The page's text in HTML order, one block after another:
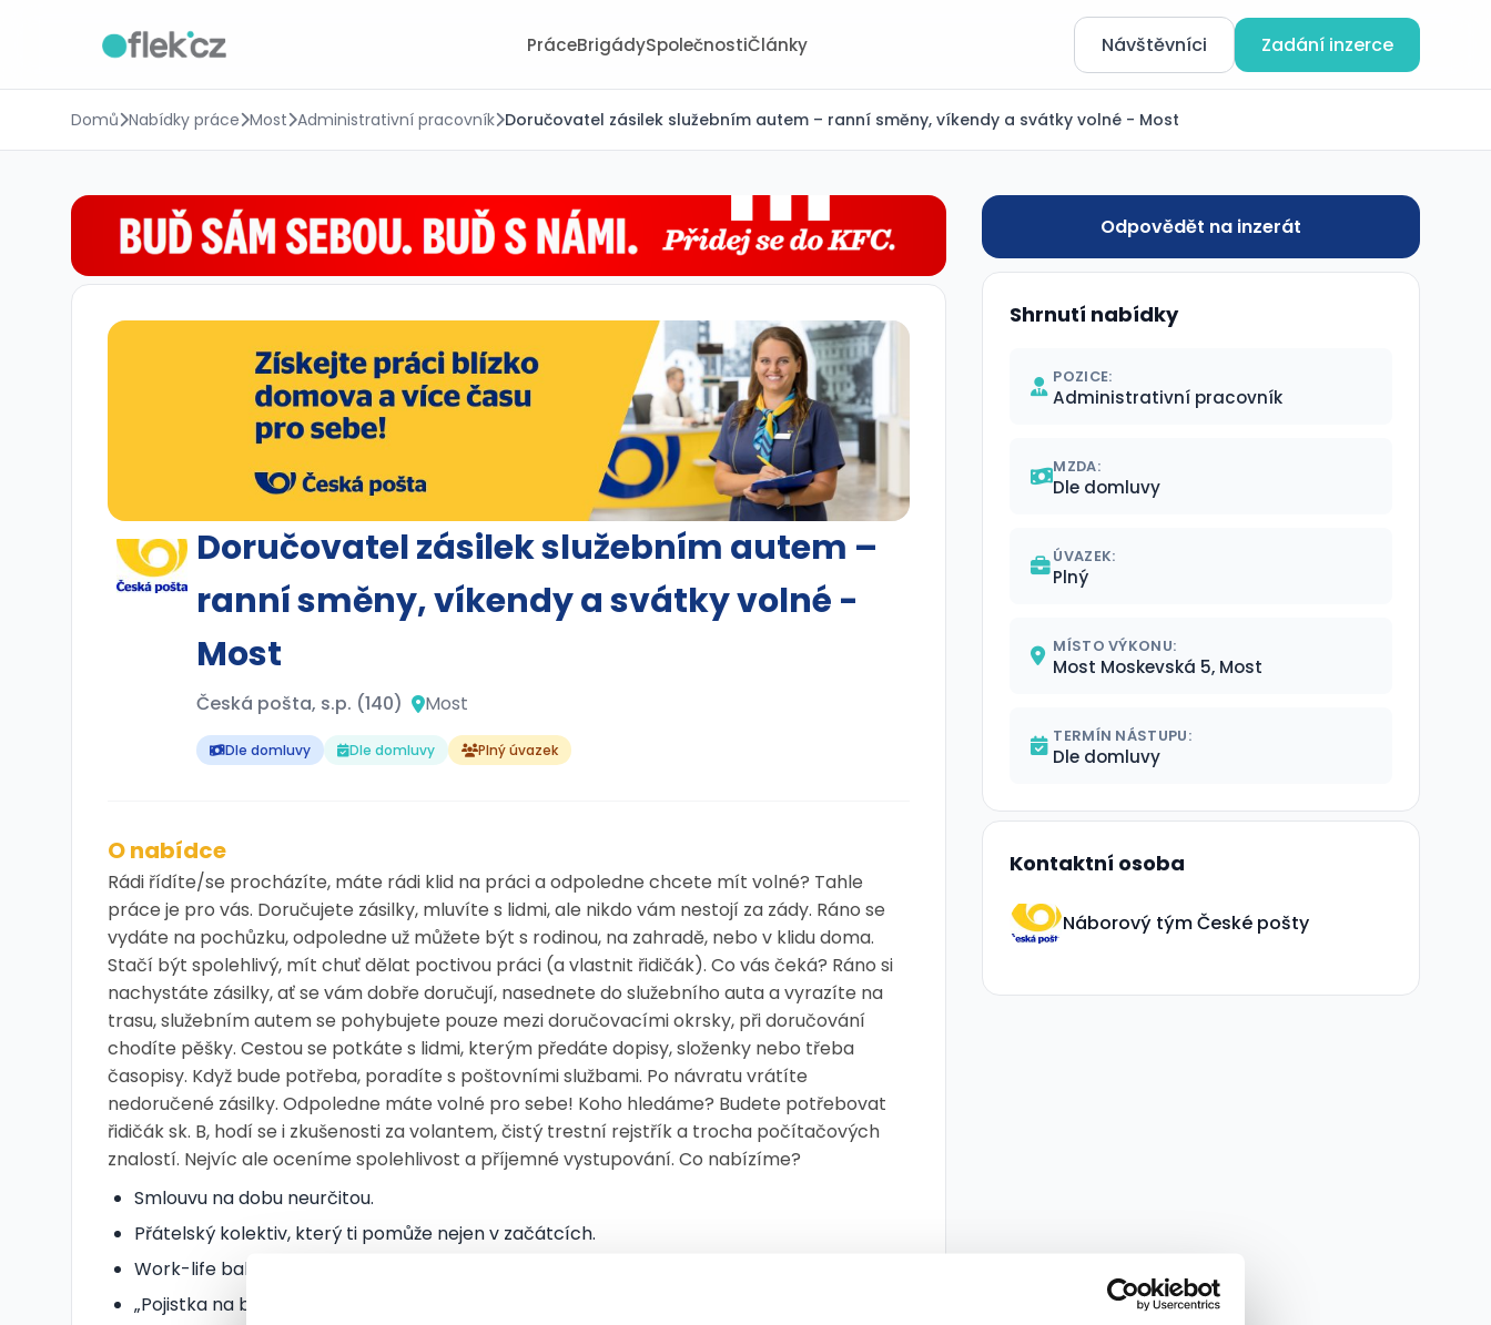
PráceBrigádySpolečnostiČlánky Návštěvníci Zadání inzerce
Domů Nabídky práce Most Administrativní pracovník Doručovatel zásilek služebním autem – ranní směny, víkendy a svátky volné - Most
Doručovatel zásilek služebním autem –
ranní směny, víkendy a svátky volné -
Most
Česká pošta, s.p. (140) Most
Dle domluvy Dle domluvy Plný úvazek
O nabídce
Rádi řídíte/se procházíte, máte rádi klid na práci a odpoledne chcete mít volné? Tahle
práce je pro vás. Doručujete zásilky, mluvíte s lidmi, ale nikdo vám nestojí za zády. Ráno se
vydáte na pochůzku, odpoledne už můžete být s rodinou, na zahradě, nebo v klidu doma.
Stačí být spolehlivý, mít chuť dělat poctivou práci (a vlastnit řidičák). Co vás čeká? Ráno si
nachystáte zásilky, ať se vám dobře doručují, nasednete do služebního auta a vyrazíte na
trasu, služebním autem se pohybujete pouze mezi doručovacími okrsky, při doručování
chodíte pěšky. Cestou se potkáte s lidmi, kterým předáte dopisy, složenky nebo třeba
časopisy. Když bude potřeba, poradíte s poštovními službami. Po návratu vrátíte
nedoručené zásilky. Odpoledne máte volné pro sebe! Koho hledáme? Budete potřebovat
řidičák sk. B, hodí se i zkušenosti za volantem, čistý trestní rejstřík a trocha počítačových
znalostí. Nejvíc ale oceníme spolehlivost a příjemné vystupování. Co nabízíme?
Smlouvu na dobu neurčitou.
Přátelský kolektiv, který ti pomůže nejen v začátcích.
Work-life balance.
„Pojistka na blbost“ při výkonu povolání je u nás samozřejmostí.
Odpovědět na inzerát
Shrnutí nabídky
POZICE:
Administrativní pracovník
MZDA:
Dle domluvy
ÚVAZEK:
Plný
MÍSTO VÝKONU:
Most Moskevská 5, Most
TERMÍN NÁSTUPU:
Dle domluvy
Kontaktní osoba
Náborový tým České pošty